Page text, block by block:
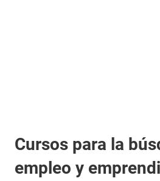
Cursos para la
empleo y